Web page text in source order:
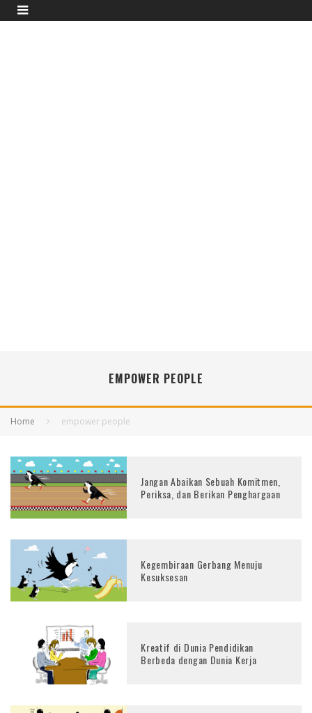
EMPOWER PEOPLE
Home empower people
Jangan Abaikan Sebuah Komitmen,
Periksa, dan Berikan Penghargaan
Kegembiraan Gerbang Menuju
Kesuksesan
Kreatif di Dunia Pendidikan
Berbeda dengan Dunia Kerja